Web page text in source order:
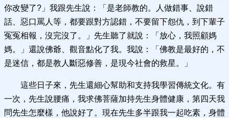
你改變了?」我跟先生說：「是老師教的。人做錯事、說錯
話、惡口罵人等，都要跟對方認錯，不要留下怨仇，到下輩子
冤冤相報，沒完沒了。」先生聽了就說：「放心，我照顧媽
媽。」還說佛爺、觀音點化了我。我說：「佛教是最好的，不
是迷信，都是教人斷惡修善，是現今社會的救星。」
這些日子來，先生還細心幫助和支持我學習傳統文化。有
一次，先生說腰痛，我求佛菩薩加持先生身體健康，第四天我
問先生怎麼樣，他說好了。現在先生多半跟我一起吃素，身體